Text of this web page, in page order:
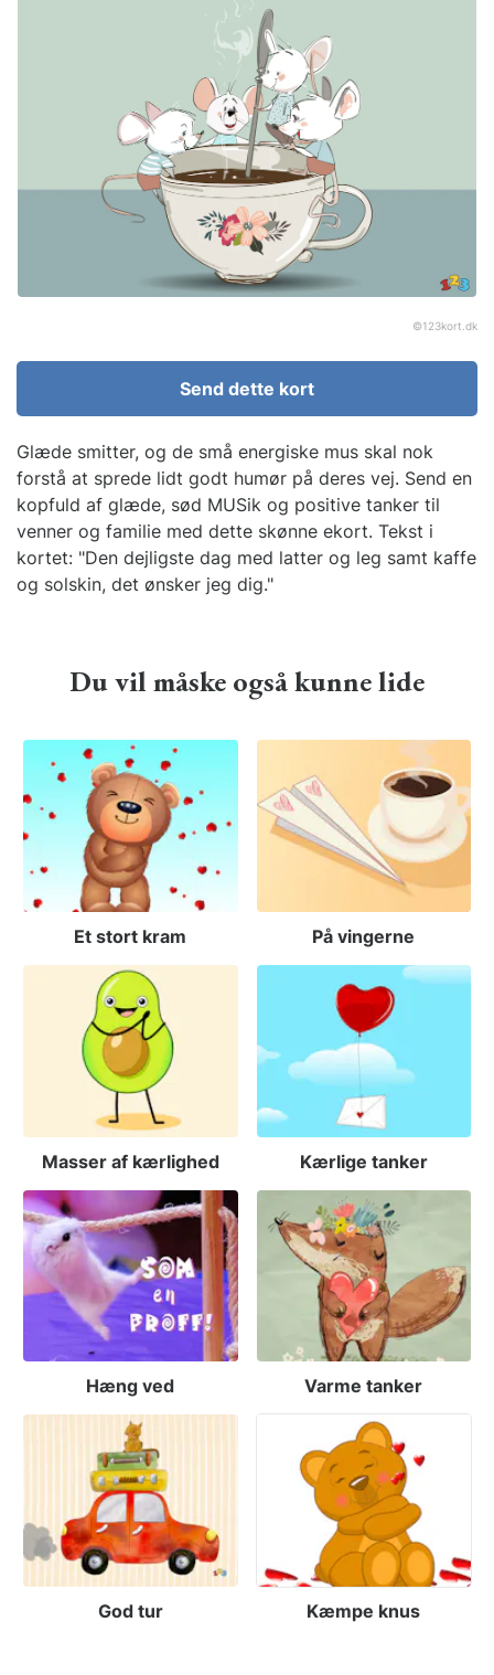
©123kort.dk
Send dette kort
Glæde smitter, og de små energiske mus skal nok
forstå at sprede lidt godt humør på deres vej. Send en
kopfuld af glæde, sød MUSik og positive tanker til
venner og familie med dette skønne ekort. Tekst i
kortet: "Den dejligste dag med latter og leg samt kaffe
og solskin, det ønsker jeg dig."
Du vil måske også kunne lide
Et stort kram På vingerne
Masser af kærlighed Kærlige tanker
Hæng ved Varme tanker
God tur Kæmpe knus